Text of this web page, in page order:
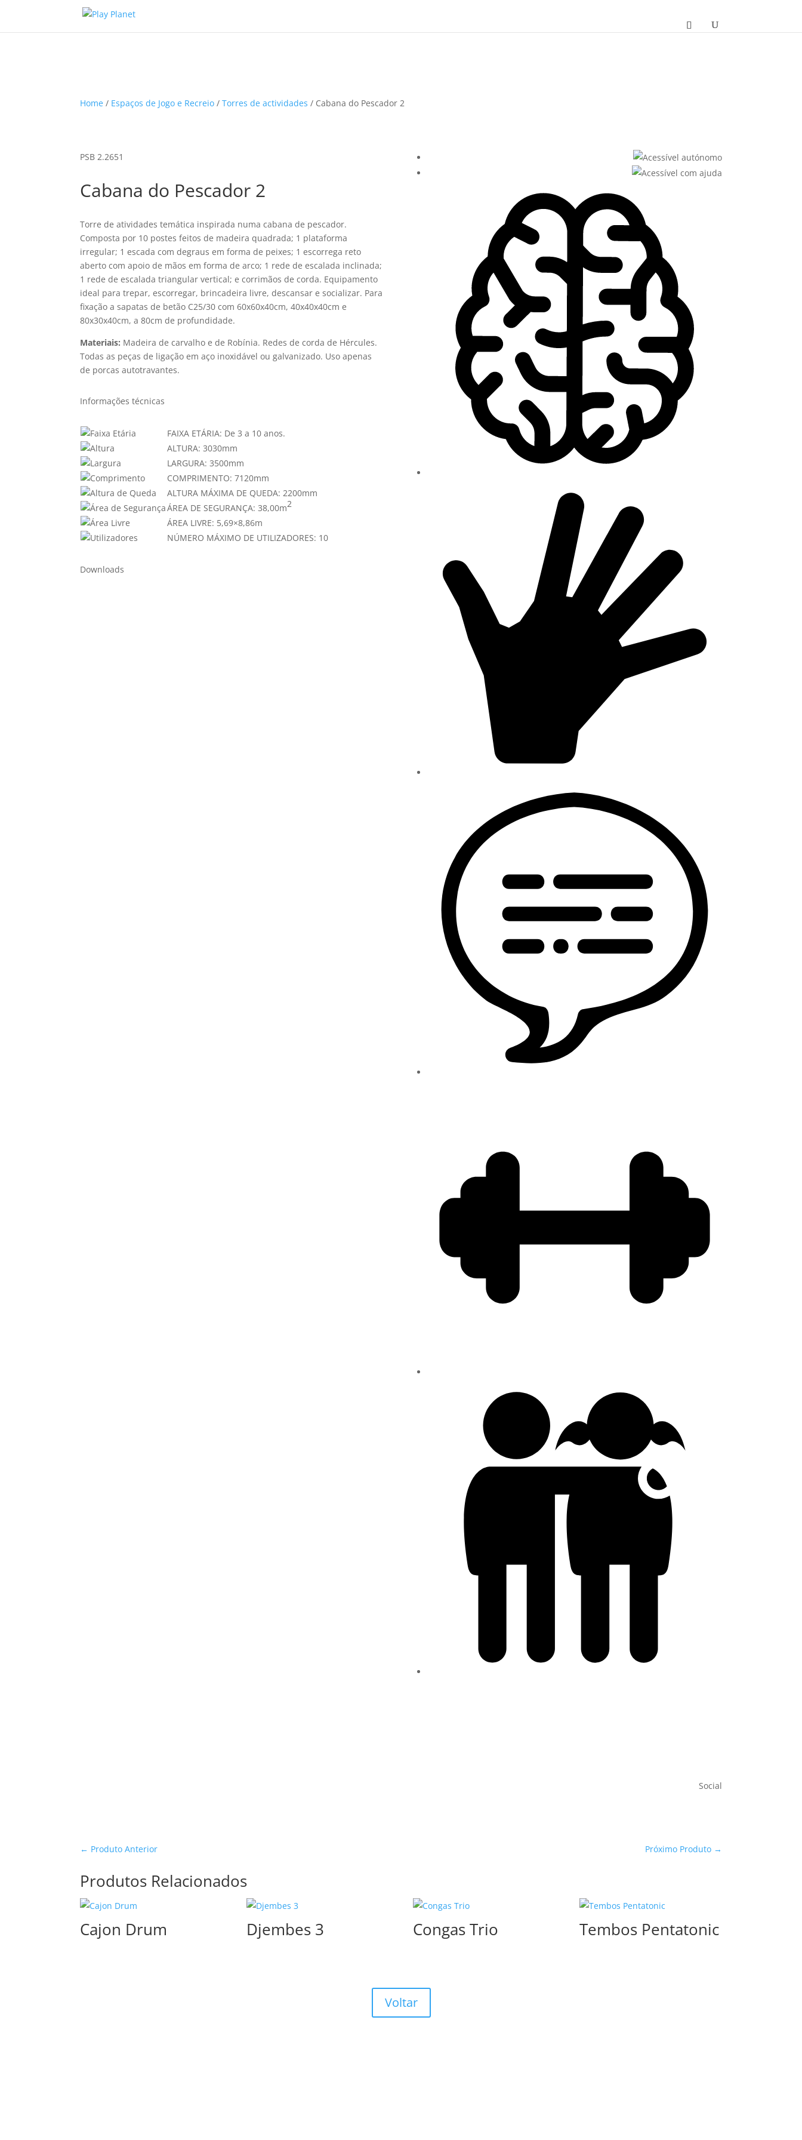
Home / Espaços de Jogo e Recreio /Torres de actividades / Cabana do Pescador 2
PSB 2.2651
Cabana do Pescador 2
Torre de atividades temática inspirada numa cabana de pescador.
Composta por 10 postes feitos de madeira quadrada; 1 plataforma
irregular; 1 escada com degraus em forma de peixes; 1 escorrega reto
aberto com apoio de mãos em forma de arco; 1 rede de escalada inclinada;
1 rede de escalada triangular vertical; e corrimãos de corda. Equipamento
ideal para trepar, escorregar, brincadeira livre, descansar e socializar. Para
fixação a sapatas de betão C25/30 com 60x60x40cm, 40x40x40cm e
80x30x40cm, a 80cm de profundidade.
Materiais: Madeira de carvalho e de Robínia. Redes de corda de Hércules.
Todas as peças de ligação em aço inoxidável ou galvanizado. Uso apenas
de porcas autotravantes.
Informações técnicas
FAIXA ETÁRIA: De 3 a 10 anos.
ALTURA: 3030mm
LARGURA: 3500mm
COMPRIMENTO: 7120mm
ALTURA MÁXIMA DE QUEDA: 2200mm
ÁREA DE SEGURANÇA: 38,00m2
ÁREA LIVRE: 5,69×8,86m
NÚMERO MÁXIMO DE UTILIZADORES: 10
Downloads
Social
← Produto Anterior Próximo Produto→
Produtos Relacionados
Cajon Drum Djembes 3 Congas Trio Tembos Pentatonic
Voltar